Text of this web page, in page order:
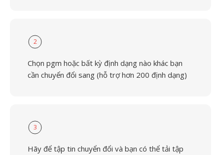
2
Chọn pgm hoặc bất kỳ định dạng nào khác bạn
cần chuyển đổi sang (hỗ trợ hơn 200 định dạng)
3
Hãy để tập tin chuyển đổi và bạn có thể tải tập